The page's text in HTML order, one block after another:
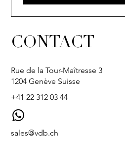
CONTACT
Rue de la Tour-Maîtresse 3
1204 Genève Suisse
+41 22 312 03 44
sales@vdb.ch